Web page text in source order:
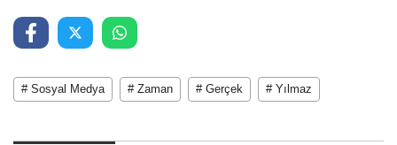
# Sosyal Medya # Zaman # Gerçek # Yılmaz